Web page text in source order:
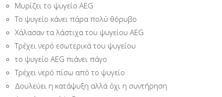
Μυρίζει το ψυγείο AEG
Το ψυγείο κάνει πάρα πολύ θόρυβο
Χάλασαν τα λάστιχα του ψυγείου AEG
Τρέχει νερό εσωτερικά του ψυγείου
το ψυγείο AEG πιάνει πάγο
Τρέχει νερό πίσω από το ψυγείο
Δουλεύει η κατάψυξη αλλά όχι η συντήρηση